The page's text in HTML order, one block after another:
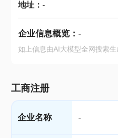
地址： -
企业信息概览： -
如上信息由AI大模型全网搜索
工商注册
企业名称 -